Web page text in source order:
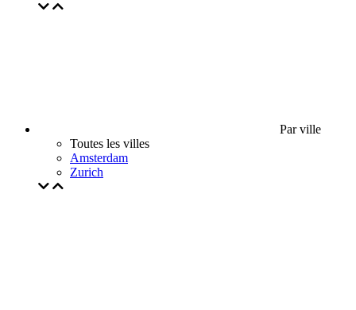
Par ville
Toutes les villes
Amsterdam
Zurich